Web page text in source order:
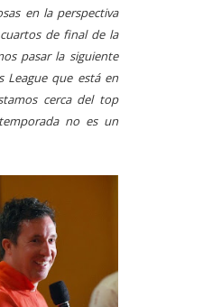
en la perspectiva
de final de la
pasar la siguiente
League que está en
cerca del top
no es un